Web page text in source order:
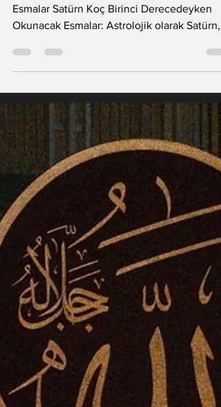
Satürn Koç Birinci Derecedeyken Okunacak
Esmalar Satürn Koç Birinci Derecedeyken
Okunacak Esmalar: Astrolojik olarak Satürn,
fiziksel dünyada değil, manevi dünyamızda
da sağlam durmamız gereken bir süreç. Bu
sert geçişin etkilerini yumuşatmak ve ruhsal
bir kalkan oluşturmak için gökyüzünün
frekansıyla uyumlu çok özel bir Esma tertibi
bize rehberlik e